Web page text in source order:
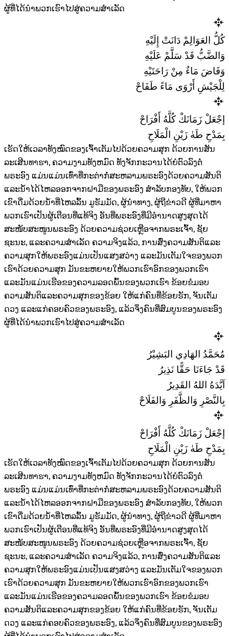
ຜູ້ທີ່ໄດ້ນຳພວກເຮົາໄປສູ່ຄວາມສຳເລັດ
كُلُّ العَوَالِمْ دَانَتْ إِلَيْهِ
وَالضَّبُّ قَدْ سَلَّمْ عَلَيْهِ
وَفَاضَ مَاءٌ مِنْ رَاحَتَيْهِ
لِلْجَيْشِ أَرْوَى مَاءً طَفَاحْ
إجْعَلْ زَمَانَكْ كُلَّهُ أَفْرَاحْ
بِمَدْحِ طَهٰ زَيْنِ الْمَلَاحِ
ເຮັດໃຫ້ເວລາທັງໝົດຂອງເຈົ້າເຕັມໄປດ້ວຍຄວາມສຸກ ດ້ວຍການສັນ
ລະເສີນທາຮາ, ຄວາມງາມທັງຫມົດ ທັງຈັກກະວານໄດ້ຍໍຕົວລົງຕໍ່
ພຣະອົງ ແມ່ນແມ່ນເທົ່າທີ່ກະຕ່າກໍ່ສະຫລາມພຣະອົງດ້ວຍຄວາມສັນຕິ
ແລະນ້ຳໄດ້ໄຫລອອກຈາກຝາມືຂອງພຣະອົງ ສຳລັບກອງທັບ, ໃຫ້ພວກ
ເຂົາດື່ມດ້ວຍນ້ຳທີ່ໄຫລລົ້ນ ມູຮັມມັດ, ຜູ້ນຳທາງ, ຜູ້ຖືຂ່າວດີ ຜູ້ທີ່ມາຫາ
ພວກເຮົາເປັນຜູ້ເຕືອນທີ່ແທ້ຈິງ ອັນທີ່ພຣະອົງທີ່ມີອຳນາດສູງສຸດໄດ້
ສະໜັບສະໜູນພຣະອົງ ດ້ວຍຄວາມຊ່ວຍເຫຼືອຈາກພຣະເຈົ້າ, ຊັຍ
ຊະນະ, ແລະຄວາມສຳເລັດ ຄວາມຈິງແລ້ວ, ການສົ່ງຄວາມສັນຕິແລະ
ຄວາມສຸກໃຫ້ພຣະອົງແມ່ນເປັນແສງສວ່າງ ແລະມັນເຕັມໃຈຂອງພວກ
ເຮົາດ້ວຍຄວາມສຸກ ມັນຂະຫຍາຍໃຫ້ພວກເຮົາອົກຂອງພວກເຮົາ
ແລະມັນແມ່ນເຮືອຂອງຄວາມລອດພົ້ນຂອງພວກເຮົາ ຂ້ອຍຂໍມອບ
ຄວາມສັນຕິແລະຄວາມສຸກຂອງຂ້ອຍ ໃຫ້ແກ່ຄົນທີ່ຂ້ອຍຮັກ, ຈັນເຕັມ
ດວງ ແລະແກ່ຄອບຄົວຂອງພຣະອົງ, ແລ້ວຈຶ່ງຄົນທີ່ສົມບູນຂອງພຣະອົງ
ຜູ້ທີ່ໄດ້ນຳພວກເຮົາໄປສູ່ຄວາມສຳເລັດ
مُحَمَّدُ الهَادِي البَشِيْرُ
قَدْ جَاءَنَا حَقًّا نَذِيرُ
اَيَّدَهُ اللهُ القَدِيرُ
بِالنَّصْرِ وَالظَّفَرِ وَالفَلَاحْ
إجْعَلْ زَمَانَكْ كُلَّهُ أَفْرَاحْ
بِمَدْحِ طَهٰ زَيْنِ الْمَلَاحِ
ເຮັດໃຫ້ເວລາທັງໝົດຂອງເຈົ້າເຕັມໄປດ້ວຍຄວາມສຸກ ດ້ວຍການສັນ
ລະເສີນທາຮາ, ຄວາມງາມທັງຫມົດ ທັງຈັກກະວານໄດ້ຍໍຕົວລົງຕໍ່
ພຣະອົງ ແມ່ນແມ່ນເທົ່າທີ່ກະຕ່າກໍ່ສະຫລາມພຣະອົງດ້ວຍຄວາມສັນຕິ
ແລະນ້ຳໄດ້ໄຫລອອກຈາກຝາມືຂອງພຣະອົງ ສຳລັບກອງທັບ, ໃຫ້ພວກ
ເຂົາດື່ມດ້ວຍນ້ຳທີ່ໄຫລລົ້ນ ມູຮັມມັດ, ຜູ້ນຳທາງ, ຜູ້ຖືຂ່າວດີ ຜູ້ທີ່ມາຫາ
ພວກເຮົາເປັນຜູ້ເຕືອນທີ່ແທ້ຈິງ ອັນທີ່ພຣະອົງທີ່ມີອຳນາດສູງສຸດໄດ້
ສະໜັບສະໜູນພຣະອົງ ດ້ວຍຄວາມຊ່ວຍເຫຼືອຈາກພຣະເຈົ້າ, ຊັຍ
ຊະນະ, ແລະຄວາມສຳເລັດ ຄວາມຈິງແລ້ວ, ການສົ່ງຄວາມສັນຕິແລະ
ຄວາມສຸກໃຫ້ພຣະອົງແມ່ນເປັນແສງສວ່າງ ແລະມັນເຕັມໃຈຂອງພວກ
ເຮົາດ້ວຍຄວາມສຸກ ມັນຂະຫຍາຍໃຫ້ພວກເຮົາອົກຂອງພວກເຮົາ
ແລະມັນແມ່ນເຮືອຂອງຄວາມລອດພົ້ນຂອງພວກເຮົາ ຂ້ອຍຂໍມອບ
ຄວາມສັນຕິແລະຄວາມສຸກຂອງຂ້ອຍ ໃຫ້ແກ່ຄົນທີ່ຂ້ອຍຮັກ, ຈັນເຕັມ
ດວງ ແລະແກ່ຄອບຄົວຂອງພຣະອົງ, ແລ້ວຈຶ່ງຄົນທີ່ສົມບູນຂອງພຣະອົງ